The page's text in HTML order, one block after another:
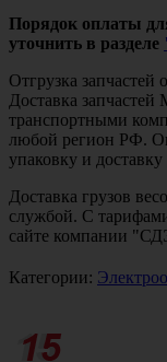
Порядок оплаты
уточнить в разделе
Отгрузка запчастей
Доставка
транспортными
любой регион РФ.
упаковку и
Доставка грузов
службой. С
сайте компании
Категории: